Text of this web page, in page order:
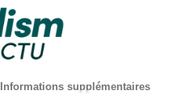
Informations supplémentaires